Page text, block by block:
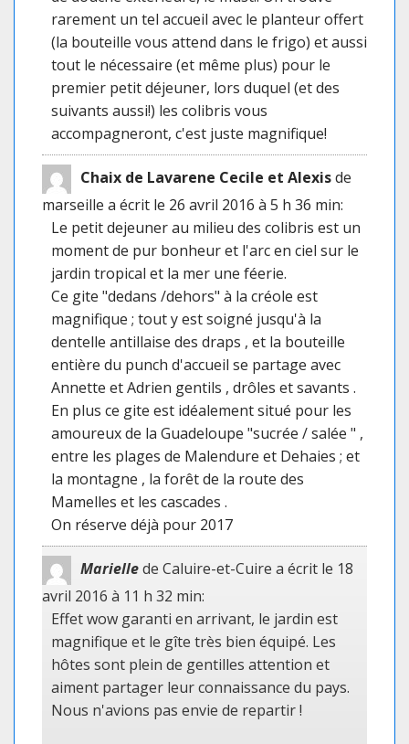
rarement un tel accueil avec le planteur offert
(la bouteille vous attend dans le frigo) et aussi
tout le nécessaire (et même plus) pour le
premier petit déjeuner, lors duquel (et des
suivants aussi!) les colibris vous
accompagneront, c'est juste magnifique!
Chaix de Lavarene Cecile et Alexisde
marseille a écrit le 26 avril 2016 à 5 h 36 min:
Le petit dejeuner au milieu des colibris est un
moment de pur bonheur et l'arc en ciel sur le
jardin tropical et la mer une féerie.
Ce gite "dedans /dehors" à la créole est
magnifique ; tout y est soigné jusqu'à la
dentelle antillaise des draps , et la bouteille
entière du punch d'accueil se partage avec
Annette et Adrien gentils , drôles et savants .
En plus ce gite est idéalement situé pour les
amoureux de la Guadeloupe "sucrée / salée " ,
entre les plages de Malendure et Dehaies ; et
la montagne , la forêt de la route des
Mamelles et les cascades .
On réserve déjà pour 2017
Mariellede Caluire-et-Cuire a écrit le 18
avril 2016 à 11 h 32 min:
Effet wow garanti en arrivant, le jardin est
magnifique et le gîte très bien équipé. Les
hôtes sont plein de gentilles attention et
aiment partager leur connaissance du pays.
Nous n'avions pas envie de repartir !